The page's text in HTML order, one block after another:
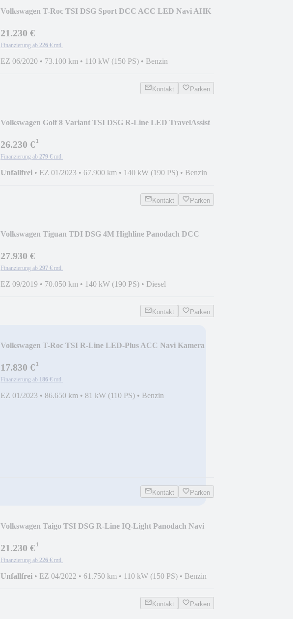
Volkswagen T-Roc TSI DSG Sport DCC ACC LED Navi AHK
21.230 €
Finanzierung ab 226 € mtl.
EZ 06/2020 • 73.100 km • 110 kW (150 PS) • Benzin
Kontakt Parken
Volkswagen Golf 8 Variant TSI DSG R-Line LED TravelAssist
26.230 €¹
Finanzierung ab 279 € mtl.
Unfallfrei • EZ 01/2023 • 67.900 km • 140 kW (190 PS) • Benzin
Kontakt Parken
Volkswagen Tiguan TDI DSG 4M Highline Panodach DCC
27.930 €
Finanzierung ab 297 € mtl.
EZ 09/2019 • 70.050 km • 140 kW (190 PS) • Diesel
Kontakt Parken
Volkswagen T-Roc TSI R-Line LED-Plus ACC Navi Kamera
17.830 €¹
Finanzierung ab 186 € mtl.
EZ 01/2023 • 86.650 km • 81 kW (110 PS) • Benzin
Kontakt Parken
Volkswagen Taigo TSI DSG R-Line IQ-Light Panodach Navi
21.230 €¹
Finanzierung ab 226 € mtl.
Unfallfrei • EZ 04/2022 • 61.750 km • 110 kW (150 PS) • Benzin
Kontakt Parken